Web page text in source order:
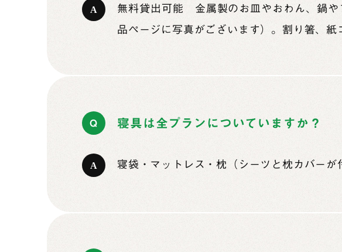
無料貸出可能 金属製のお皿やおわん、鍋や
品ページに写真がございます）。割り箸、
寝具は全プランについていますか？
寝袋・マットレス・枕（シーツと枕カバーが